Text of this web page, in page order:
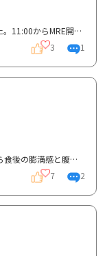
先日、MRエンテログラフィー(MRE)を受けました。11:00からMRE開始予定だったため、9:30から10:30まで前...
3 1
約半年前に小腸部分切除術をし、術後15日目から食後の膨満感と腹鳴が続き、時々腹痛も起こることに悩ん...
7 2